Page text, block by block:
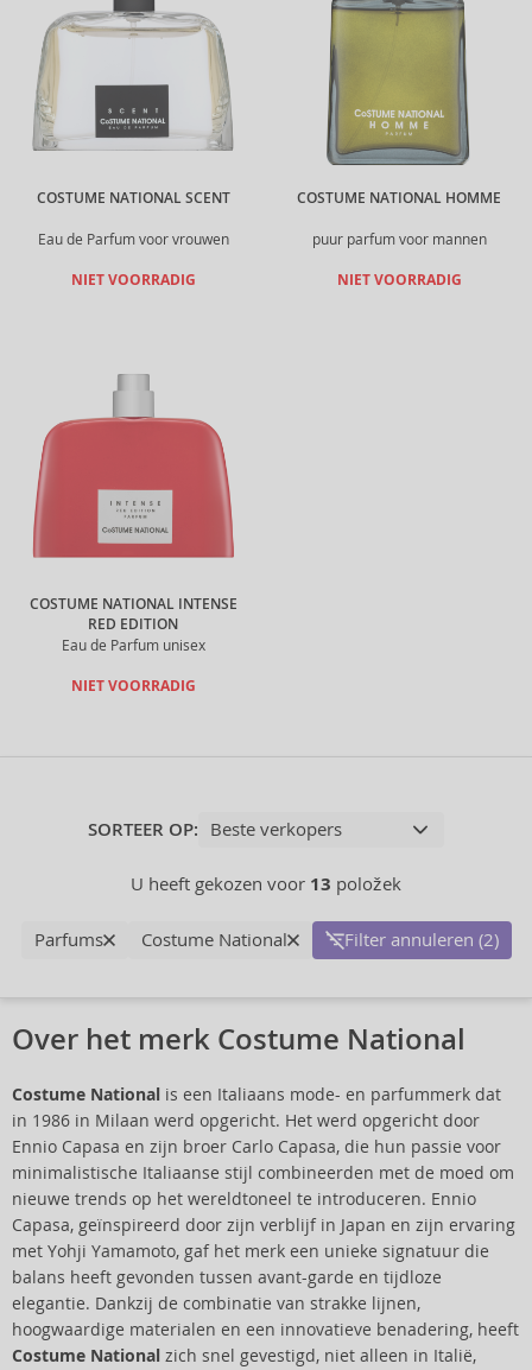
COSTUME NATIONAL SCENT
Eau de Parfum voor vrouwen
NIET VOORRADIG
COSTUME NATIONAL HOMME
puur parfum voor mannen
NIET VOORRADIG
COSTUME NATIONAL INTENSE
RED EDITION
Eau de Parfum unisex
NIET VOORRADIG
SORTEER OP:
U heeft gekozen voor 13 položek
Parfums Costume National Filter annuleren (2)
Over het merk Costume National
Costume National is een Italiaans mode- en parfummerk dat
in 1986 in Milaan werd opgericht. Het werd opgericht door
Ennio Capasa en zijn broer Carlo Capasa, die hun passie voor
minimalistische Italiaanse stijl combineerden met de moed om
nieuwe trends op het wereldtoneel te introduceren. Ennio
Capasa, geïnspireerd door zijn verblijf in Japan en zijn ervaring
met Yohji Yamamoto, gaf het merk een unieke signatuur die
balans heeft gevonden tussen avant-garde en tijdloze
elegantie. Dankzij de combinatie van strakke lijnen,
hoogwaardige materialen en een innovatieve benadering, heeft
Costume National zich snel gevestigd, niet alleen in Italië,